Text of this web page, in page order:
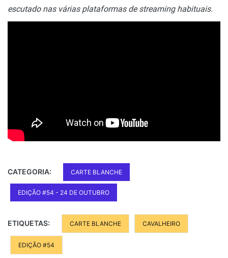
escutado nas várias plataformas de streaming habituais.
CATEGORIA: CARTE BLANCHE
EDIÇÃO #54 - 24 DE OUTUBRO
ETIQUETAS: CARTE BLANCHE CAVALHEIRO
EDIÇÃO #54